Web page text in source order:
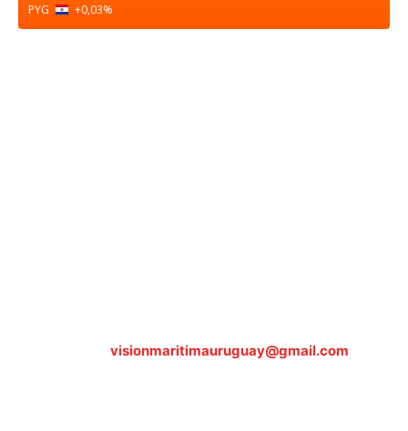
PYG +0,03%
visionmaritimauruguay@gmail.com